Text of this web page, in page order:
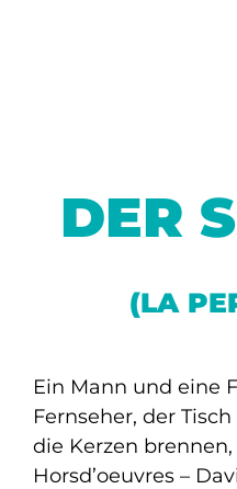
DER
(LA
Ein Mann und eine
Fernseher, der
die Kerzen
Horsd’oeuvres –